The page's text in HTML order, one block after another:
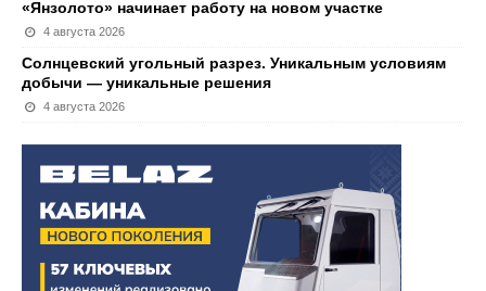
«Янзолото» начинает работу на новом участке
4 августа 2026
Солнцевский угольный разрез. Уникальным условиям
добычи — уникальные решения
4 августа 2026